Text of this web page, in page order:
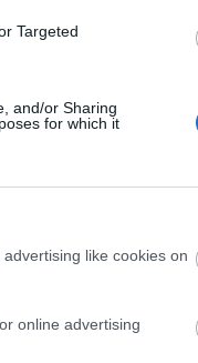
Targeted
and/or Sharing
for which it
like cookies on
online advertising
கொண்டவை.
அவற்றின் சிறந்த
உள்ளன.
உள்ளது,
சுமார்
மற்றும் உங்களை
உணர வைக்கிறது.